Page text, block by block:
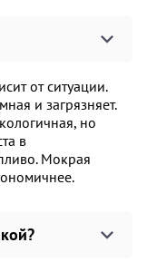
от ситуации.
и загрязняет.
но
в
Мокрая